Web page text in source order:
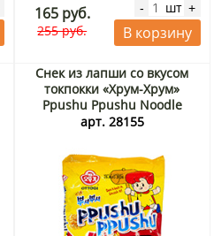
165 руб.
255 руб.
- шт +
В корзину
Снек из лапши со вкусом
токпокки «Хрум-Хрум»
Ppushu Ppushu Noodle
Snack Tteokbokki Flavored
арт. 28155